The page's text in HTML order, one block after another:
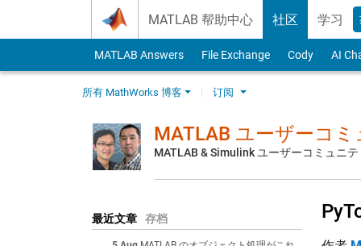
MATLAB 帮助中心 社区 学习
MATLAB Answers File Exchange Cody AI
所有 MathWorks 博客 订阅
MATLAB ユーザーコ
MATLAB & Simulink ユーザーコミュニ
最近文章 存档